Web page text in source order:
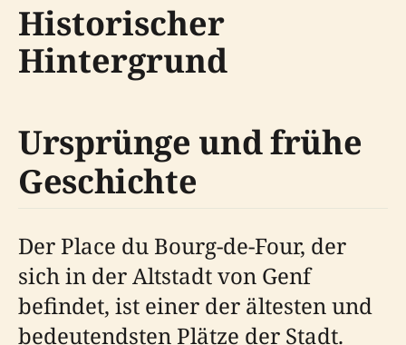
Historischer
Hintergrund
Ursprünge und frühe
Geschichte
Der Place du Bourg-de-Four, der
sich in der Altstadt von Genf
befindet, ist einer der ältesten und
bedeutendsten Plätze der Stadt.